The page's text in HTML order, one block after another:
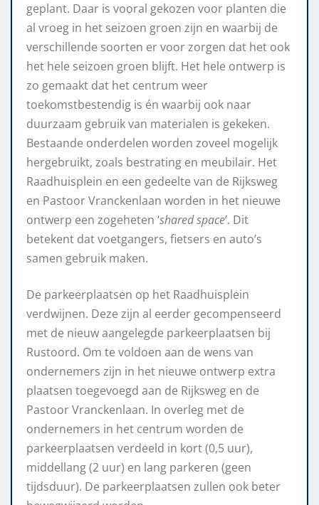
geplant. Daar is vooral gekozen voor planten die
al vroeg in het seizoen groen zijn en waarbij de
verschillende soorten er voor zorgen dat het ook
het hele seizoen groen blijft. Het hele ontwerp is
zo gemaakt dat het centrum weer
toekomstbestendig is én waarbij ook naar
duurzaam gebruik van materialen is gekeken.
Bestaande onderdelen worden zoveel mogelijk
hergebruikt, zoals bestrating en meubilair. Het
Raadhuisplein en een gedeelte van de Rijksweg
en Pastoor Vranckenlaan worden in het nieuwe
ontwerp een zogeheten ‘shared space’. Dit
betekent dat voetgangers, fietsers en auto’s
samen gebruik maken.
De parkeerplaatsen op het Raadhuisplein
verdwijnen. Deze zijn al eerder gecompenseerd
met de nieuw aangelegde parkeerplaatsen bij
Rustoord. Om te voldoen aan de wens van
ondernemers zijn in het nieuwe ontwerp extra
plaatsen toegevoegd aan de Rijksweg en de
Pastoor Vranckenlaan. In overleg met de
ondernemers in het centrum worden de
parkeerplaatsen verdeeld in kort (0,5 uur),
middellang (2 uur) en lang parkeren (geen
tijdsduur). De parkeerplaatsen zullen ook beter